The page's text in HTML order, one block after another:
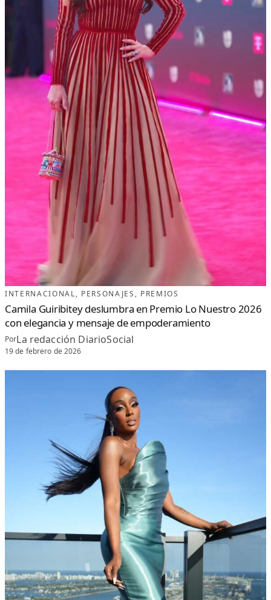
INTERNACIONAL, PERSONAJES , PREMIOS
Camila Guiribitey deslumbra en Premio Lo Nuestro 2026
con elegancia y mensaje de empoderamiento
PorLa redacción DiarioSocial
19 de febrero de 2026